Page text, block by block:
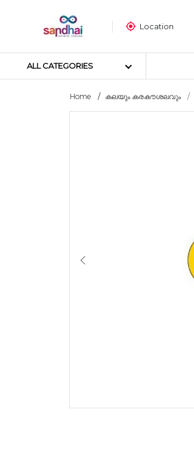
Location
ALL CATEGORIES
Home കലയും കരകൗശലവും